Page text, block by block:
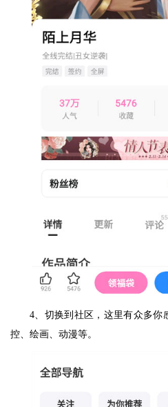
4、切换到社区，这里有众多你
控、绘画、动漫等。